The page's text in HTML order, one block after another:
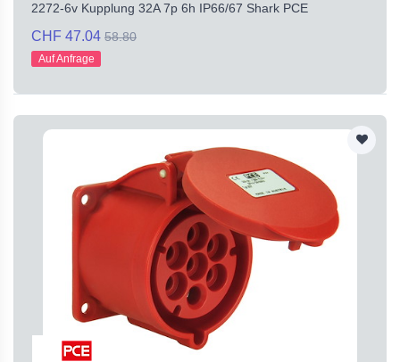
2272-6v Kupplung 32A 7p 6h IP66/67 Shark PCE
CHF 47.04 58.80
Auf Anfrage